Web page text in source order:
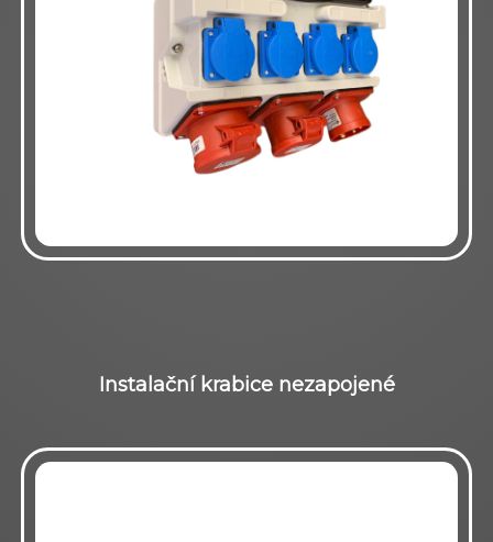
Instalační krabice nezapojené